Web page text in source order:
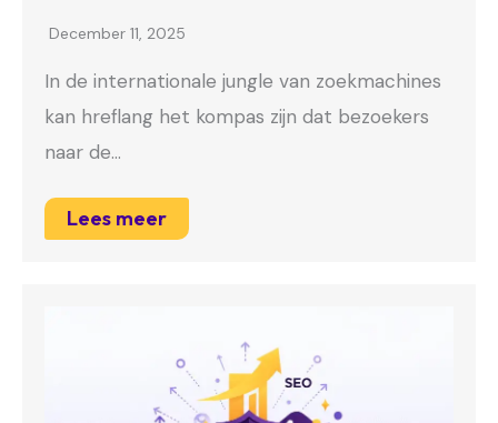
December 11, 2025
In de internationale jungle van zoekmachines
kan hreflang het kompas zijn dat bezoekers
naar de…
Lees meer